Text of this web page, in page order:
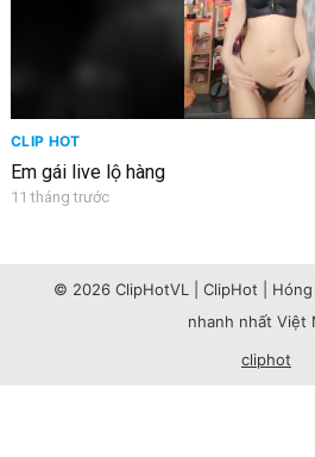
CLIP HOT
Em gái live lộ hàng
11 tháng trước
© 2026 ClipHotVL | ClipHot |
nhanh nhất Việt
cliphot